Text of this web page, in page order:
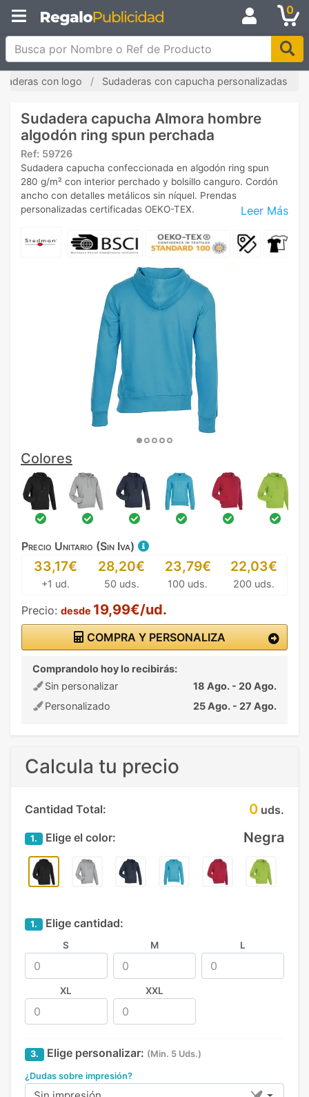
0
Busca por Nombre o Ref de Producto
con logo Sudaderas con capucha personalizadas
Sudadera capucha Almora hombre
algodón ring spun perchada
Ref: 59726
Leer Más
Sudadera capucha confeccionada en algodón ring spun
280 g/m² con interior perchado y bolsillo canguro. Cordón
ancho con detalles metálicos sin níquel. Prendas
personalizadas certificadas OEKO-TEX.
Colores
Precio Unitario (Sin Iva)
33,17€
+1 ud.
28,20€
50 uds.
23,79€
100 uds.
22,03€
200 uds.
Precio: desde 19,99€/ud.
COMPRA Y PERSONALIZA
Comprandolo hoy lo recibirás:
Sin personalizar
18 Ago. - 20 Ago.
Personalizado
25 Ago. - 27 Ago.
Calcula tu precio
Cantidad Total: 0 uds.
1. Elige el color: Negra
1. Elige cantidad:
S M L
XL XXL
3. Elige personalizar: (Min. 5 Uds.)
¿Dudas sobre impresión?